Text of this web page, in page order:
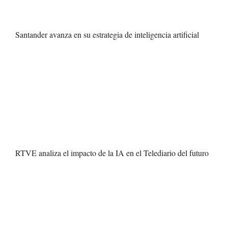
Santander avanza en su estrategia de inteligencia artificial
RTVE analiza el impacto de la IA en el Telediario del futuro